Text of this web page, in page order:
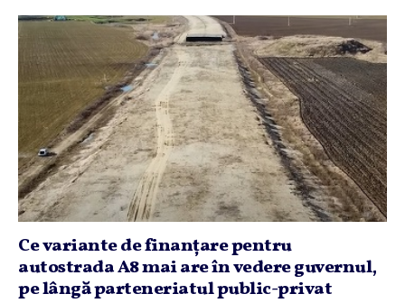
Ce variante de finanţare pentru
autostrada A8 mai are în vedere guvernul,
pe lângă parteneriatul public-privat